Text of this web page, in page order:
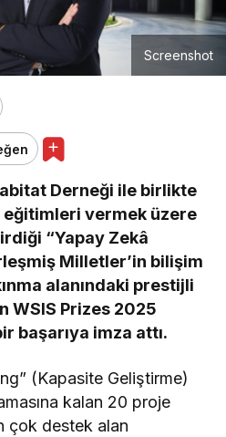
Screenshot
Derneği ile birlikte
vermek üzere
“Yapay Zekâ
Milletler’in bilişim
alanındaki prestijli
WSIS Prizes 2025
başarıya imza attı.
(Kapasite Geliştirme)
kalan 20 proje
çok destek alan